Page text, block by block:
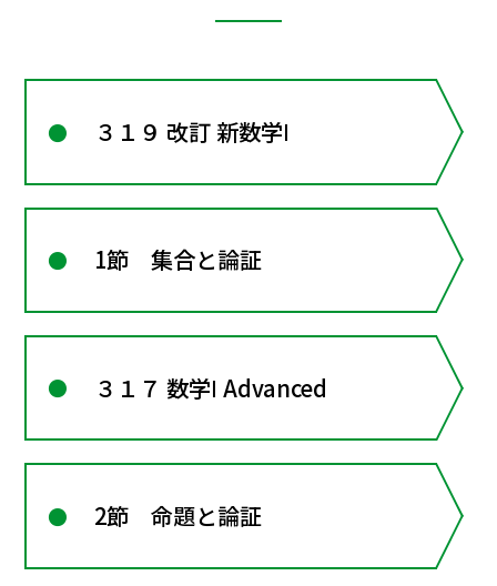
３１９ 改訂 新数学Ⅰ
1節 集合と論証
３１７ 数学Ⅰ Advanced
2節 命題と論証